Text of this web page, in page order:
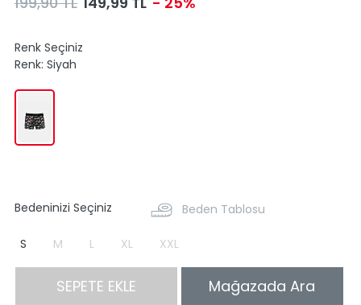
Renk Seçiniz
Renk: Siyah
Bedeninizi Seçiniz Beden Tablosu
S M L XL XXL
SEPETE EKLE Mağazada Ara